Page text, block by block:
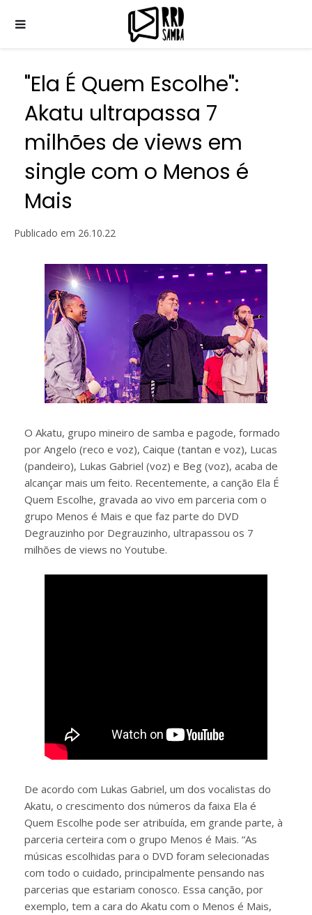
"Ela É Quem Escolhe":
Akatu ultrapassa 7
milhões de views em
single com o Menos é
Mais
Publicado em 26.10.22
O Akatu, grupo mineiro de samba e pagode, formado
por Angelo (reco e voz), Caique (tantan e voz), Lucas
(pandeiro), Lukas Gabriel (voz) e Beg (voz), acaba de
alcançar mais um feito. Recentemente, a canção Ela É
Quem Escolhe, gravada ao vivo em parceria com o
grupo Menos é Mais e que faz parte do DVD
Degrauzinho por Degrauzinho, ultrapassou os 7
milhões de views no Youtube.
De acordo com Lukas Gabriel, um dos vocalistas do
Akatu, o crescimento dos números da faixa Ela é
Quem Escolhe pode ser atribuída, em grande parte, à
parceria certeira com o grupo Menos é Mais. “As
músicas escolhidas para o DVD foram selecionadas
com todo o cuidado, principalmente pensando nas
parcerias que estariam conosco. Essa canção, por
exemplo, tem a cara do Akatu com o Menos é Mais,